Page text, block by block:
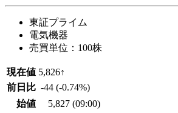
東証プライム
電気機器
売買単位：100株
現在値 5,826↑
前日比 -44 (-0.74%)
始値
5,827 (09:00)